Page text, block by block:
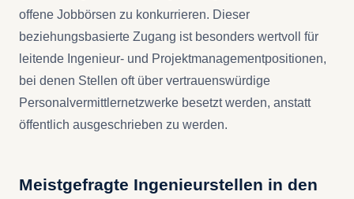
offene Jobbörsen zu konkurrieren. Dieser
beziehungsbasierte Zugang ist besonders wertvoll für
leitende Ingenieur- und Projektmanagementpositionen,
bei denen Stellen oft über vertrauenswürdige
Personalvermittlernetzwerke besetzt werden, anstatt
öffentlich ausgeschrieben zu werden.
Meistgefragte Ingenieurstellen in den